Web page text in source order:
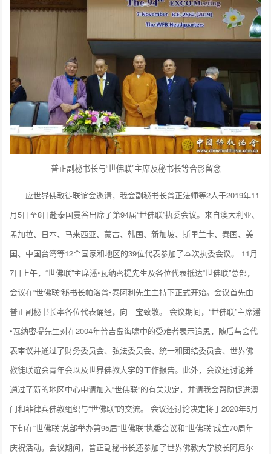
普正副秘书长与“世佛联”主席及秘书长等合影留念
应世界佛教徒联谊会邀请，我会副秘书长普正法师等2人于2019年11
月5日至8日赴泰国曼谷出席了第94届“世佛联”执委会议。来自澳大利亚、
孟加拉、日本、马来西亚、蒙古、韩国、新加坡、斯里兰卡、泰国、美
国、中国台湾等12个国家和地区的39位代表参加了本次执委会议。 11月
7日上午，“世佛联”主席潘•瓦纳密提先生及各位代表抵达“世佛联”总部，
会议在“世佛联”秘书长帕洛普•泰阿利先生主持下正式开始。会议首先由
普正副秘书长率各位代表诵经，向三宝致敬。 会议期间，“世佛联”主席潘
•瓦纳密提先生对在2004年普吉岛海啸中的受难者表示追思，随后与会代
表审议并通过了财务委员会、弘法委员会、统一和团结委员会、世界佛
教徒联谊会青年会以及世界佛教大学的工作报告。此外，会议还讨论并
通过了新的地区中心申请加入“世佛联”的有关决定，并请我会帮助促进澳
门和菲律宾佛教组织与“世佛联”的交流。 会议还讨论决定将于2020年5月
下旬在“世佛联”总部举办第95届“世佛联”执委会议和“世佛联”成立70周年
庆祝活动。会议期间，普正副秘书长还参加了世界佛教大学校长阿尼尔